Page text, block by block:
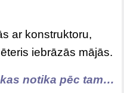
ar konstruktoru,
iebrāzās mājās.
notika pēc tam…